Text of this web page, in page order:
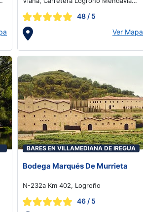
48 / 5
Ver Mapa
BARES EN VILLAMEDIANA DE IREGUA
Bodega Marqués De Murrieta
N-232a Km 402, Logroño
46 / 5